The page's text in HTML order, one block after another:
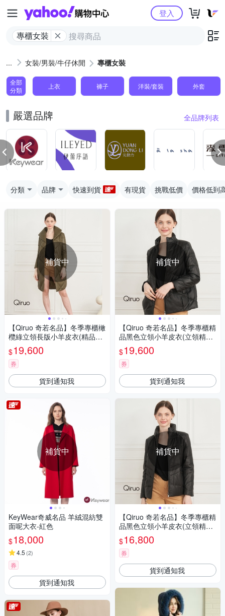
Yahoo購物中心
專櫃女裝
登入
女裝/男裝/牛仔休閒 專櫃女裝
全部
分類
上衣 褲子 洋裝/套裝 外套
嚴選品牌 全品牌列表
分類 品牌 快速到貨 有現貨 挑戰低價 價格低到
補貨中
【Qiruo 奇若名品】冬季專櫃橄
欖綠立領長版小羊皮衣(精品時
尚橄欖綠小羊皮衣大衣型2867
E)
$19,600
券
貨到通知我
補貨中
KeyWear奇威名品 羊絨混紡雙
面呢大衣-紅色
$18,000
4.5 (2)
券
貨到通知我
補貨中
【Qiruo 奇若名品】冬季專櫃精
品黑色立領小羊皮衣(立領精品
時尚 黑色小羊皮衣9068E)
$19,600
券
貨到通知我
補貨中
【Qiruo 奇若名品】冬季專櫃精
品黑色立領小羊皮衣(立領精品
時尚 黑色小羊皮衣1906E)
$16,800
券
貨到通知我